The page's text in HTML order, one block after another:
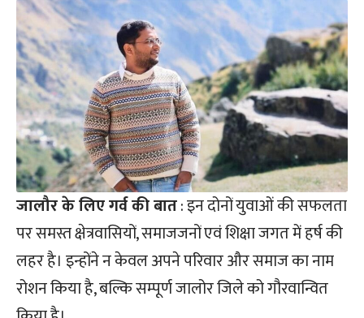
जालौर के लिए गर्व की बात: इन दोनों युवाओं की सफलता
पर समस्त क्षेत्रवासियों, समाजजनों एवं शिक्षा जगत में हर्ष की
लहर है। इन्होंने न केवल अपने परिवार और समाज का नाम
रोशन किया है, बल्कि सम्पूर्ण जालोर जिले को गौरवान्वित